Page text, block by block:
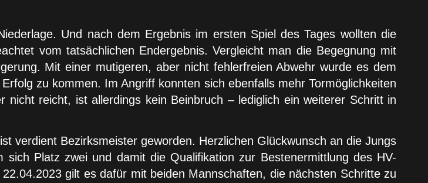
Und nach dem Ergebnis im ersten Spiel des Tages wollten die
vom tatsächlichen Endergebnis. Vergleicht man die Begegnung mit
Mit einer mutigeren, aber nicht fehlerfreien Abwehr wurde es dem
zu kommen. Im Angriff konnten sich ebenfalls mehr Tormöglichkeiten
nicht reicht, ist allerdings kein Beinbruch – lediglich ein weiterer Schritt in
verdient Bezirksmeister geworden. Herzlichen Glückwunsch an die Jungs
Platz zwei und damit die Qualifikation zur Bestenermittlung des HV-
gilt es dafür mit beiden Mannschaften, die nächsten Schritte zu